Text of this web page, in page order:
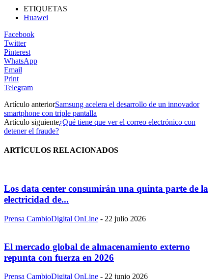
ETIQUETAS
Huawei
Facebook
Twitter
Pinterest
WhatsApp
Email
Print
Telegram
Artículo anteriorSamsung acelera el desarrollo de un innovador
smartphone con triple pantalla
Artículo siguiente¿Qué tiene que ver el correo electrónico con
detener el fraude?
ARTÍCULOS RELACIONADOS
Los data center consumirán una quinta parte de la
electricidad de...
Prensa CambioDigital OnLine - 22 julio 2026
El mercado global de almacenamiento externo
repunta con fuerza en 2026
Prensa CambioDigital OnLine - 22 junio 2026